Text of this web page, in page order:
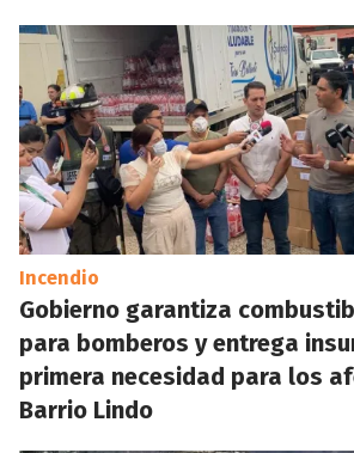
Incendio
Gobierno garantiza
para bomberos y entrega
primera necesidad para los
Barrio Lindo